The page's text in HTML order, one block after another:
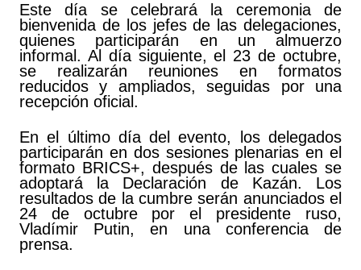
Este día se celebrará la ceremonia de
bienvenida de los jefes de las delegaciones,
quienes participarán en un almuerzo
informal. Al día siguiente, el 23 de octubre,
se realizarán reuniones en formatos
reducidos y ampliados, seguidas por una
recepción oficial.
En el último día del evento, los delegados
participarán en dos sesiones plenarias en el
formato BRICS+, después de las cuales se
adoptará la Declaración de Kazán. Los
resultados de la cumbre serán anunciados el
24 de octubre por el presidente ruso,
Vladímir Putin, en una conferencia de
prensa.